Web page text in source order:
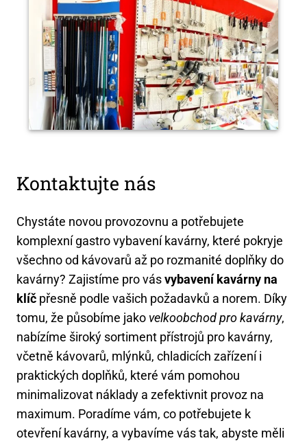
Kontaktujte nás
Chystáte novou provozovnu a potřebujete
komplexní gastro vybavení kavárny, které pokryje
všechno od kávovarů až po rozmanité doplňky do
kavárny? Zajistíme pro vásvybavení kavárny na
klíč přesně podle vašich požadavků a norem. Díky
tomu, že působíme jako velkoobchod pro kavárny,
nabízíme široký sortiment přístrojů pro kavárny,
včetně kávovarů, mlýnků, chladicích zařízení i
praktických doplňků, které vám pomohou
minimalizovat náklady a zefektivnit provoz na
maximum. Poradíme vám, co potřebujete k
otevření kavárny, a vybavíme vás tak, abyste měli